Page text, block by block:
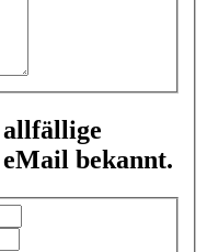
allfällige
bekannt.